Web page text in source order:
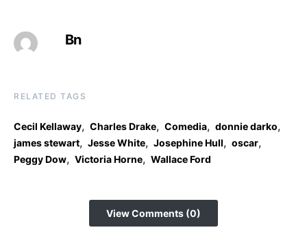
Bn
RELATED TAGS
Cecil Kellaway, Charles Drake, Comedia, donnie darko,
james stewart, Jesse White, Josephine Hull, oscar,
Peggy Dow, Victoria Horne, Wallace Ford
View Comments (0)